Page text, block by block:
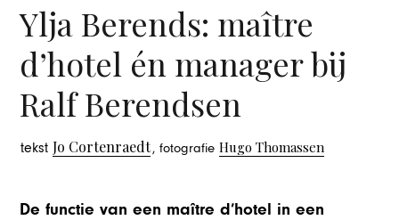
Ylja Berends: maître
d’hotel én manager bij
Ralf Berendsen
tekstJo Cortenraedt, fotografieHugo Thomassen
De functie van een maître d’hotel in een